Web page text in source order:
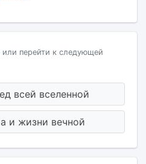
перейти к следующей
всей вселенной
и жизни вечной